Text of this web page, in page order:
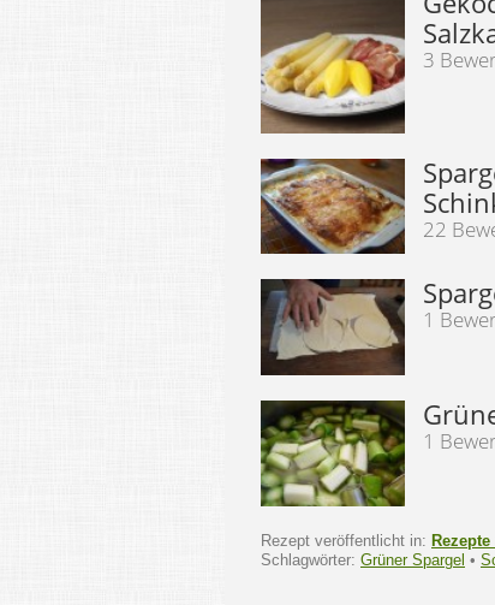
3
22
1
1
Rezept veröffentlicht in:
Schlagwörter: Grüner Spargel •